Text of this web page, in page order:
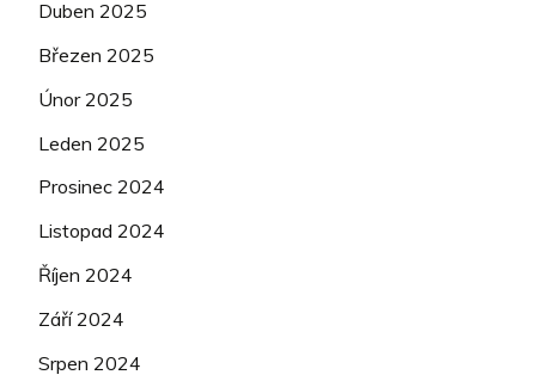
Duben 2025
Březen 2025
Únor 2025
Leden 2025
Prosinec 2024
Listopad 2024
Říjen 2024
Září 2024
Srpen 2024